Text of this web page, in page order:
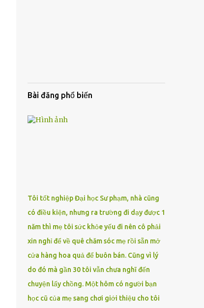
Bài đăng phổ biến
Tôi tốt nghiệp Đại học Sư phạm, nhà cũng
có điều kiện, nhưng ra trường đi dạy được 1
năm thì mẹ tôi sức khỏe yếu đi nên cô phải
xin nghỉ để về quê chăm sóc mẹ rồi sẵn mở
cửa hàng hoa quả để buôn bán. Cũng vì lý
do đó mà gần 30 tôi vẫn chưa nghĩ đến
chuyện lấy chồng. Một hôm có người bạn
học cũ của mẹ sang chơi giới thiệu cho tôi